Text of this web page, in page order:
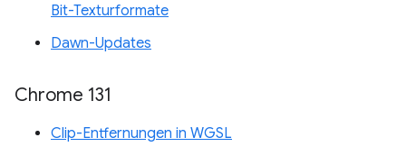
Bit-Texturformate
Dawn-Updates
Chrome 131
Clip-Entfernungen in WGSL